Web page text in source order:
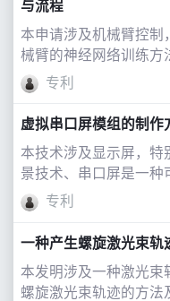
与流程
本申请涉及机械臂控制
械臂的神经网络训练方
术、机械手臂是机械人
自动化机械装置，在工
事、半导体制造以及太
专利
虚拟串口屏模组的制作
本技术涉及显示屏，特
景技术、串口屏是一种
口与单片机或计算机进
口屏调试需要通过一般
烧录的方式烧录至串
专利
一种产生螺旋激光束轨
本发明涉及一种激光束
螺旋激光束轨迹的方法